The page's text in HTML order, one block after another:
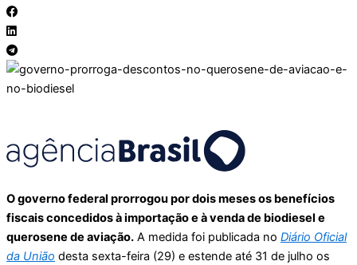
O governo federal prorrogou por dois meses os benefícios
fiscais concedidos à importação e à venda de biodiesel e
querosene de aviação. A medida foi publicada no Diário Oficial
da União desta sexta-feira (29) e estende até 31 de julho os